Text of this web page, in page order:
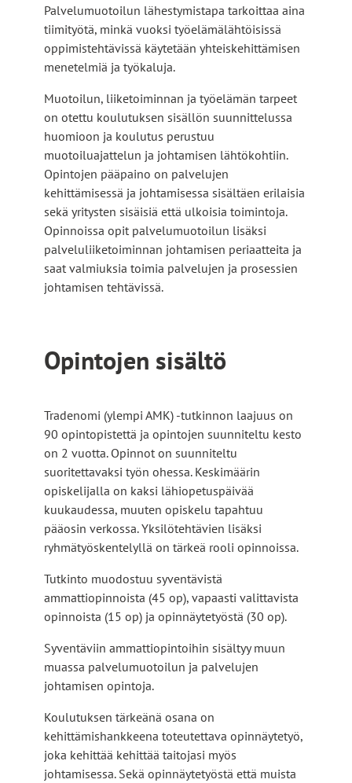
Palvelumuotoilun lähestymistapa tarkoittaa aina
tiimityötä, minkä vuoksi työelämälähtöisissä
oppimistehtävissä käytetään yhteiskehittämisen
menetelmiä ja työkaluja.
Muotoilun, liiketoiminnan ja työelämän tarpeet
on otettu koulutuksen sisällön suunnittelussa
huomioon ja koulutus perustuu
muotoiluajattelun ja johtamisen lähtökohtiin.
Opintojen pääpaino on palvelujen
kehittämisessä ja johtamisessa sisältäen erilaisia
sekä yritysten sisäisiä että ulkoisia toimintoja.
Opinnoissa opit palvelumuotoilun lisäksi
palveluliiketoiminnan johtamisen periaatteita ja
saat valmiuksia toimia palvelujen ja prosessien
johtamisen tehtävissä.
Opintojen sisältö
Tradenomi (ylempi AMK) -tutkinnon laajuus on
90 opintopistettä ja opintojen suunniteltu kesto
on 2 vuotta. Opinnot on suunniteltu
suoritettavaksi työn ohessa. Keskimäärin
opiskelijalla on kaksi lähiopetuspäivää
kuukaudessa, muuten opiskelu tapahtuu
pääosin verkossa. Yksilötehtävien lisäksi
ryhmätyöskentelyllä on tärkeä rooli opinnoissa.
Tutkinto muodostuu syventävistä
ammattiopinnoista (45 op), vapaasti valittavista
opinnoista (15 op) ja opinnäytetyöstä (30 op).
Syventäviin ammattiopintoihin sisältyy muun
muassa palvelumuotoilun ja palvelujen
johtamisen opintoja.
Koulutuksen tärkeänä osana on
kehittämishankkeena toteutettava opinnäytetyö,
joka kehittää kehittää taitojasi myös
johtamisessa. Sekä opinnäytetyöstä että muista